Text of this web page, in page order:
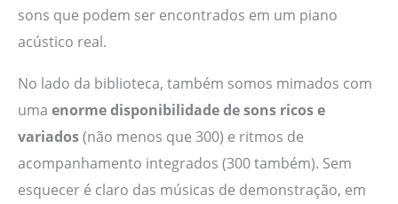
sons que podem ser encontrados em um piano
acústico real.
No lado da biblioteca, também somos mimados com
uma enorme disponibilidade de sons ricos e
variados(não menos que 300) e ritmos de
acompanhamento integrados (300 também). Sem
esquecer é claro das músicas de demonstração, em